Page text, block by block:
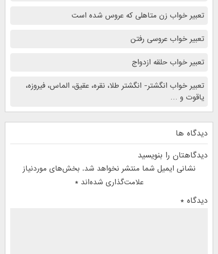
تعبیر خواب زن متاهلی که عروس شده است
تعبیر خواب عروسی رفتن
تعبیر خواب حلقه ازدواج
تعبیر خواب انگشتر- انگشتر طلا، نقره، عقیق، الماس، فیروزه،
یاقوت و …
دیدگاه ها
دیدگاهتان را بنویسید
نشانی ایمیل شما منتشر نخواهد شد. بخش‌های موردنیاز
علامت‌گذاری شده‌اند*
دیدگاه *